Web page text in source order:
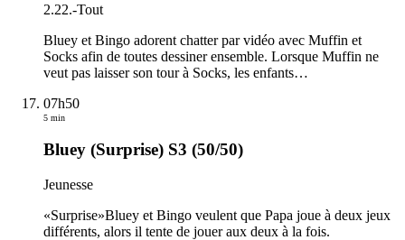
2.22.-Tout
Bluey et Bingo adorent chatter par vidéo avec Muffin et
Socks afin de toutes dessiner ensemble. Lorsque Muffin ne
veut pas laisser son tour à Socks, les enfants…
07h50
5 min
Bluey (Surprise) S3 (50/50)
Jeunesse
«Surprise»Bluey et Bingo veulent que Papa joue à deux jeux
différents, alors il tente de jouer aux deux à la fois.